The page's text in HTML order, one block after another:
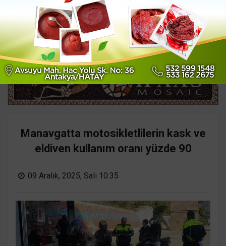
Ana Sayfa ASAYİŞ
Manavgatta motosikletlilerin kask ve
eldiven kullanım oranı yüzde 90
09 Aralık, 2025, Salı 10:35